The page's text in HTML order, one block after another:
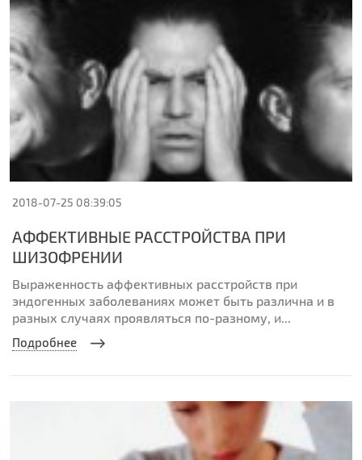
2018-07-25 08:39:05
АФФЕКТИВНЫЕ РАССТРОЙСТВА ПРИ
ШИЗОФРЕНИИ
Выраженность аффективных расстройств при
эндогенных заболеваниях может быть различна и в
разных случаях проявляться по-разному, и...
Подробнее